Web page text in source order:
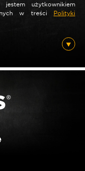
jestem użytkownikiem
w treści Polityki